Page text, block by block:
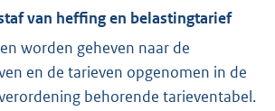
van heffing en belastingtarief
worden geheven naar de
en de tarieven opgenomen in de
behorende tarieventabel.